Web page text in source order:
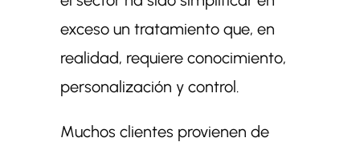
exceso un tratamiento que, en
realidad, requiere conocimiento,
personalización y control.
Muchos clientes provienen de